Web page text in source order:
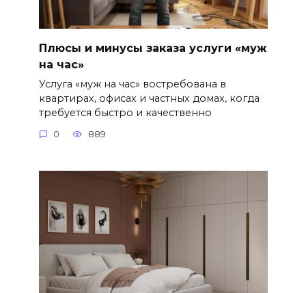
Плюсы и минусы заказа услуги «муж
на час»
Услуга «муж на час» востребована в
квартирах, офисах и частных домах, когда
требуется быстро и качественно
0 889